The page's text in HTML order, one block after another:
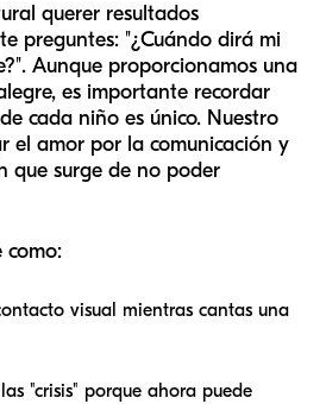
querer resultados
preguntes: "¿Cuándo dirá mi
Aunque proporcionamos una
es importante recordar
cada niño es único. Nuestro
el amor por la comunicación y
que surge de no poder
como:
visual mientras cantas una
"crisis" porque ahora puede